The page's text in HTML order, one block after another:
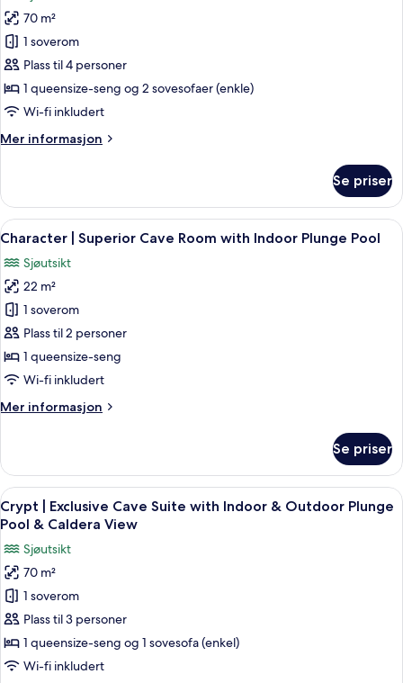
Plunge
Pool
&
Caldera
Enigma
Superior
Cave
Suite
Outdoor
&
Caldera
70 m²
1 soverom
Plass til 4 personer
1 queensize-seng og 2 sovesofaer (enkle)
Wi-fi inkludert
Mer informasjon
Mer
|
Superior
Cave
with
Outdoor
Plunge
Pool
&
Caldera
View
Se priser
Åpne
alle
bildene
av
Character
Superior
Cave
with
Pool
Character | Superior Cave Room
9
Character | Superior Cave Room with Indoor Plunge Pool
Sjøutsikt
22 m²
1 soverom
Plass til 2 personer
1 queensize-seng
Wi-fi inkludert
Mer informasjon
Mer
|
Superior
Cave
Room
Indoor
Plunge
Pool
Se priser
Åpne
alle
av
Crypt
Exclusive
Cave
Suite
Crypt | Exclusive Cave Suite with
22
Crypt | Exclusive Cave Suite with Indoor & Outdoor Plunge
Pool & Caldera View
Sjøutsikt
70 m²
1 soverom
Plass til 3 personer
1 queensize-seng og 1 sovesofa (enkel)
Wi-fi inkludert